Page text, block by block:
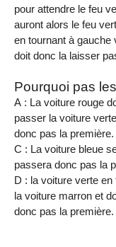
pour attendre le feu
auront alors le feu
en tournant à gauche
doit donc la laisser
Pourquoi pas
A : La voiture rouge
passer la voiture
donc pas la première.
C : La voiture bleue
passera donc pas la
D : la voiture verte
la voiture marron et
donc pas la première.